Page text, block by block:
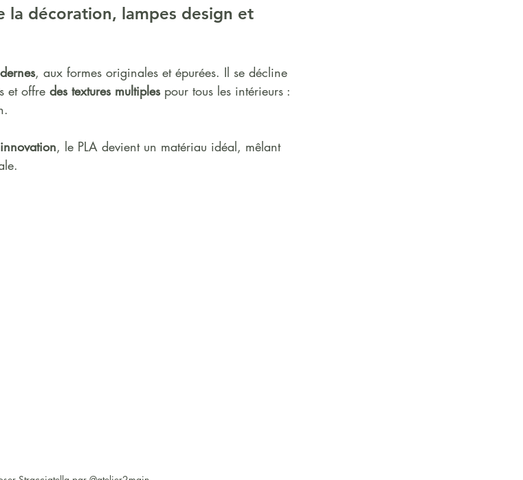
la décoration, lampes design et
, aux formes originales et épurées. Il se décline
et offre des textures multiples pour tous les intérieurs :
, le PLA devient un matériau idéal, mêlant